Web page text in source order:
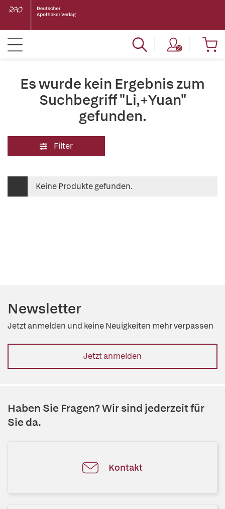
Es wurde kein Ergebnis zum
Suchbegriff "Li,+Yuan"
gefunden.
Filter
Keine Produkte gefunden.
Newsletter
Jetzt anmelden und keine Neuigkeiten mehr verpassen
Jetzt anmelden
Haben Sie Fragen? Wir sind jederzeit für
Sie da.
Kontakt